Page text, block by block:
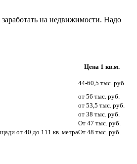
на недвижимости. Надо
Цена 1 кв.м.
44-60,5 тыс. руб.
от 56 тыс. руб.
от 53,5 тыс. руб.
от 38 тыс. руб.
От 47 тыс. руб.
от 40 до 111 кв. метраОт 48 тыс. руб.